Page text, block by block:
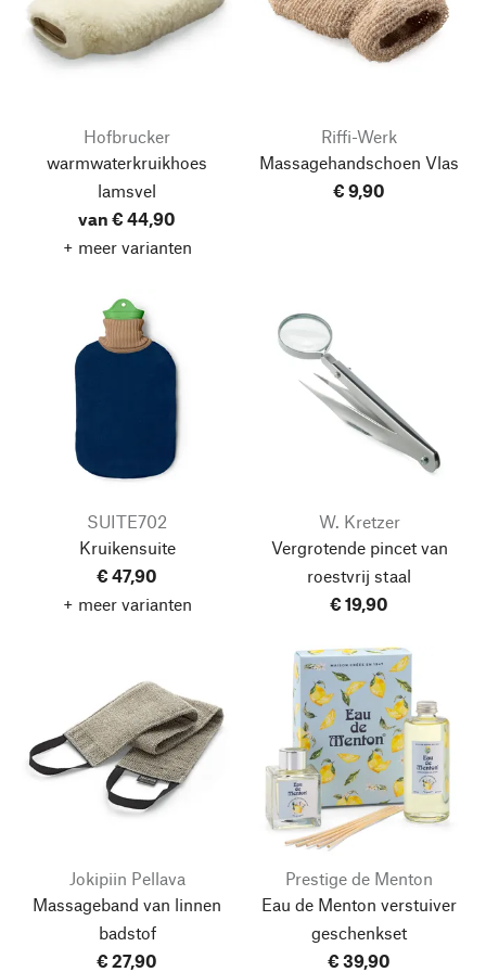
Hofbrucker
warmwaterkruikhoes
lamsvel
van € 44,90
+ meer varianten
Riffi-Werk
Massagehandschoen Vlas
€ 9,90
SUITE702
Kruikensuite
€ 47,90
+ meer varianten
W. Kretzer
Vergrotende pincet van
roestvrij staal
€ 19,90
Jokipiin Pellava
Massageband van linnen
badstof
€ 27,90
Prestige de Menton
Eau de Menton verstuiver
geschenkset
€ 39,90